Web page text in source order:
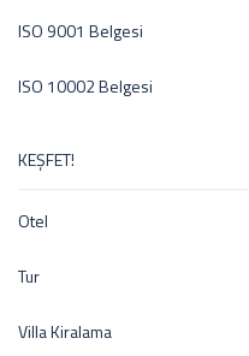
ISO 9001 Belgesi
ISO 10002 Belgesi
KEŞFET!
Otel
Tur
Villa Kiralama